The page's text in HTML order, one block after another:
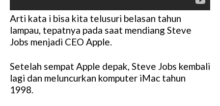
Arti kata i bisa kita telusuri belasan tahun
lampau, tepatnya pada saat mendiang Steve
Jobs menjadi CEO Apple.
Setelah sempat Apple depak, Steve Jobs kembali
lagi dan meluncurkan komputer iMac tahun
1998.